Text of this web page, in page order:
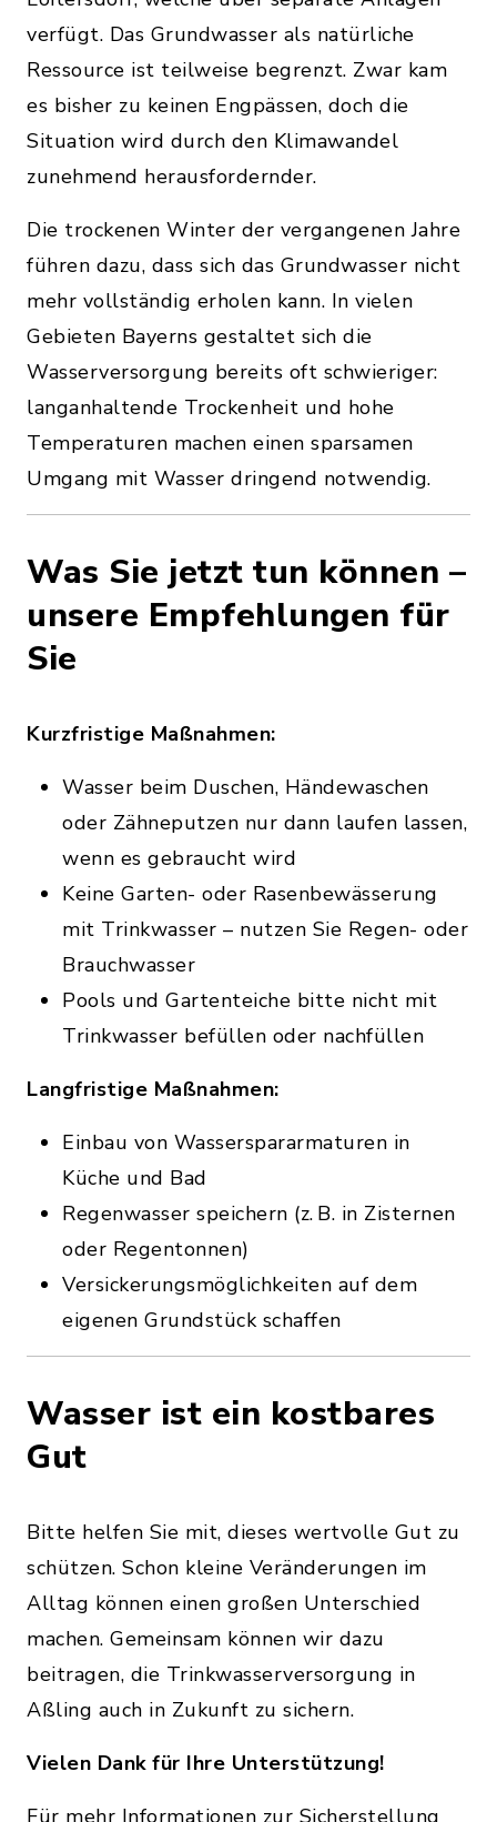
verfügt. Das Grundwasser als natürliche
Ressource ist teilweise begrenzt. Zwar kam
es bisher zu keinen Engpässen, doch die
Situation wird durch den Klimawandel
zunehmend herausfordernder.
Die trockenen Winter der vergangenen Jahre
führen dazu, dass sich das Grundwasser nicht
mehr vollständig erholen kann. In vielen
Gebieten Bayerns gestaltet sich die
Wasserversorgung bereits oft schwieriger:
langanhaltende Trockenheit und hohe
Temperaturen machen einen sparsamen
Umgang mit Wasser dringend notwendig.
Was Sie jetzt tun können –
unsere Empfehlungen für
Sie
Kurzfristige Maßnahmen:
Wasser beim Duschen, Händewaschen
oder Zähneputzen nur dann laufen lassen,
wenn es gebraucht wird
Keine Garten- oder Rasenbewässerung
mit Trinkwasser – nutzen Sie Regen- oder
Brauchwasser
Pools und Gartenteiche bitte nicht mit
Trinkwasser befüllen oder nachfüllen
Langfristige Maßnahmen:
Einbau von Wasserspararmaturen in
Küche und Bad
Regenwasser speichern (z. B. in Zisternen
oder Regentonnen)
Versickerungsmöglichkeiten auf dem
eigenen Grundstück schaffen
Wasser ist ein kostbares
Gut
Bitte helfen Sie mit, dieses wertvolle Gut zu
schützen. Schon kleine Veränderungen im
Alltag können einen großen Unterschied
machen. Gemeinsam können wir dazu
beitragen, die Trinkwasserversorgung in
Aßling auch in Zukunft zu sichern.
Vielen Dank für Ihre Unterstützung!